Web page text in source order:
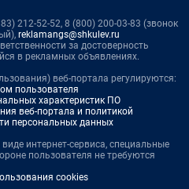
212-52-52, 8 (800) 200-03-83 (звонок
reklamangs@shkulev.ru
за достоверность
в рекламных объявлениях.
веб-портала регулируются:
пользователя
характеристик ПО
веб-портала и политикой
персональных данных
интернет-сервиса, специальные
пользователя не требуются
cookies